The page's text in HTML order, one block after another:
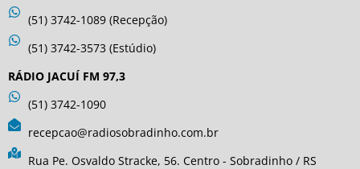
(51) 3742-1089 (Recepção)
(51) 3742-3573 (Estúdio)
RÁDIO JACUÍ FM 97,3
(51) 3742-1090
recepcao@radiosobradinho.com.br
Rua Pe. Osvaldo Stracke, 56. Centro - Sobradinho / RS